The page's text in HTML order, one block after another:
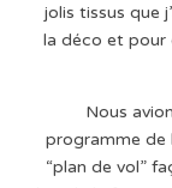
jolis tissus que
la déco et pour
Nous
programme de
“plan de vol”